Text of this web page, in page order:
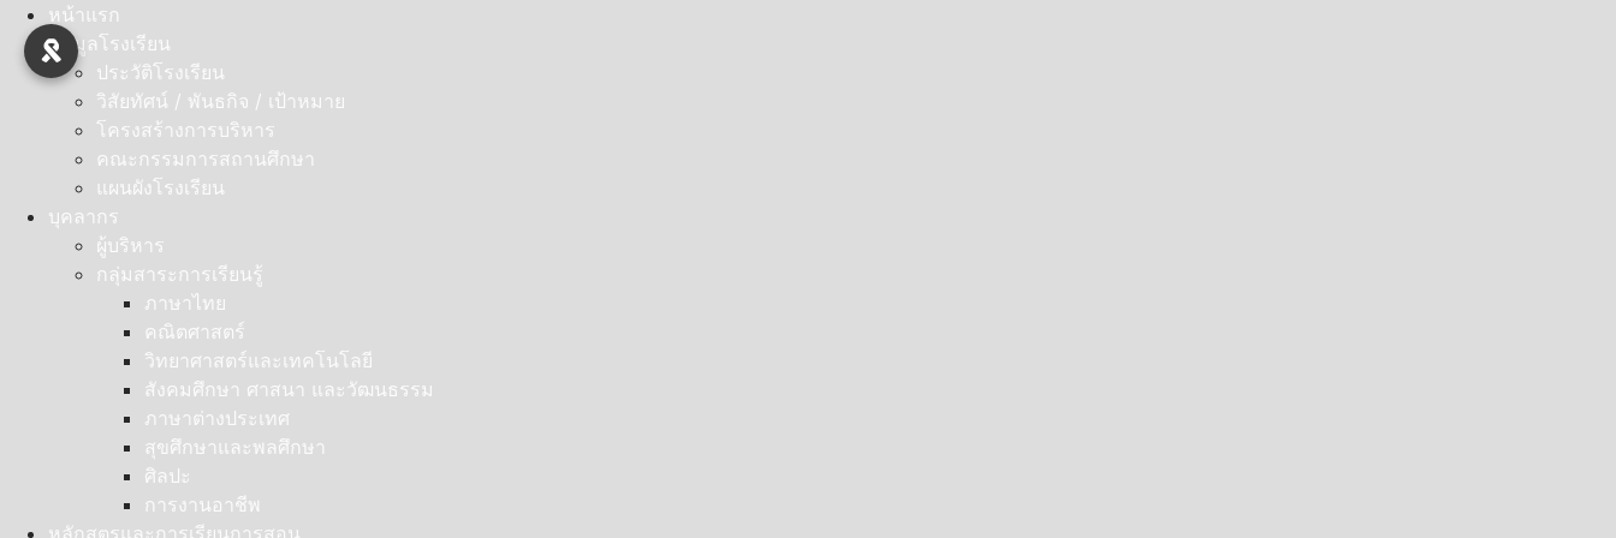
Skip
content
หน้าแรก
ข้อมูลโรงเรียน
ประวัติโรงเรียน
วิสัยทัศน์ / พันธกิจ / เป้าหมาย
โครงสร้างการบริหาร
คณะกรรมการสถานศึกษา
แผนผังโรงเรียน
บุคลากร
ผู้บริหาร
กลุ่มสาระการเรียนรู้
ภาษาไทย
คณิตศาสตร์
วิทยาศาสตร์และเทคโนโลยี
สังคมศึกษา ศาสนา และวัฒนธรรม
ภาษาต่างประเทศ
สุขศึกษาและพลศึกษา
ศิลปะ
การงานอาชีพ
หลักสูตรและการเรียนการสอน